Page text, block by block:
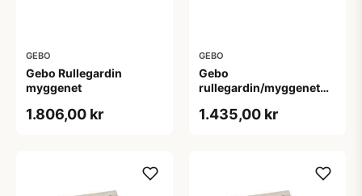
GEBO
Gebo Rullegardin
myggenet
1.806,00 kr
GEBO
Gebo
rullegardin/myggenet
1.435,00 kr